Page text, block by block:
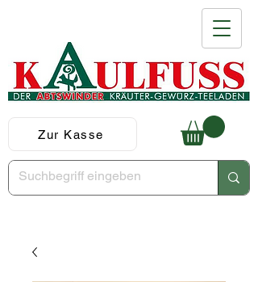
Zur Kasse